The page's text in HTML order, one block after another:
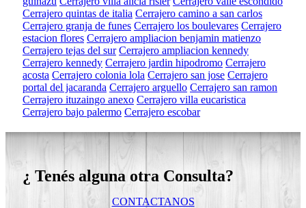
Cerrajero quintas de italia Cerrajero camino a san carlos
Cerrajero granja de funes Cerrajero los boulevares Cerrajero
estacion flores Cerrajero ampliacion benjamin matienzo
Cerrajero tejas del sur Cerrajero ampliacion kennedy
Cerrajero kennedy Cerrajero jardin hipodromo Cerrajero
acosta Cerrajero colonia lola Cerrajero san jose Cerrajero
portal del jacaranda Cerrajero arguello Cerrajero san ramon
Cerrajero ituzaingo anexo Cerrajero villa eucaristica
Cerrajero bajo palermo Cerrajero escobar
¿ Tenés alguna otra Consulta?
CONTACTANOS